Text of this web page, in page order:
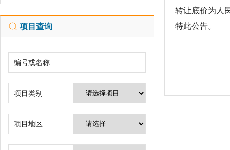
项目查询
编号或名称
项目类别
项目地区
转让底价为人
特此公告。